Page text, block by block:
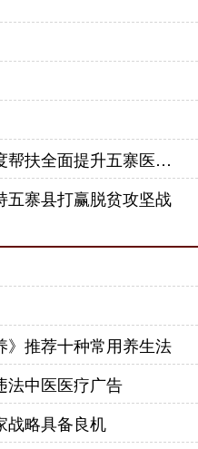
中国中医科学院西苑医院深度帮扶全面提升五寨医疗水平
五寨县打赢脱贫攻坚战
》推荐十种常用养生法
法中医医疗广告
战略具备良机